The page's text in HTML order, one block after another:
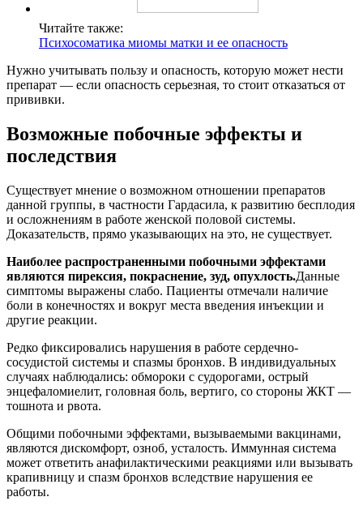
Читайте также:
Психосоматика миомы матки и ее опасность
Нужно учитывать пользу и опасность, которую может нести
препарат — если опасность серьезная, то стоит отказаться от
прививки.
Возможные побочные эффекты и
последствия
Существует мнение о возможном отношении препаратов
данной группы, в частности Гардасила, к развитию бесплодия
и осложнениям в работе женской половой системы.
Доказательств, прямо указывающих на это, не существует.
Наиболее распространенными побочными эффектами
являются пирексия, покраснение, зуд, опухлость.Данные
симптомы выражены слабо. Пациенты отмечали наличие
боли в конечностях и вокруг места введения инъекции и
другие реакции.
Редко фиксировались нарушения в работе сердечно-
сосудистой системы и спазмы бронхов. В индивидуальных
случаях наблюдались: обмороки с судорогами, острый
энцефаломиелит, головная боль, вертиго, со стороны ЖКТ —
тошнота и рвота.
Общими побочными эффектами, вызываемыми вакцинами,
являются дискомфорт, озноб, усталость. Иммунная система
может ответить анафилактическими реакциями или вызывать
крапивницу и спазм бронхов вследствие нарушения ее
работы.